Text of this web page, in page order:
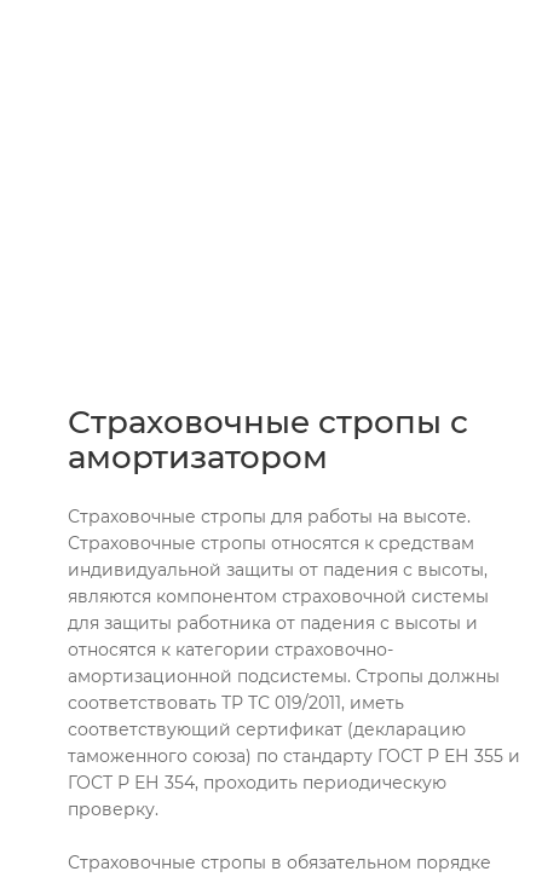
Страховочные стропы с
амортизатором
Страховочные стропы для работы на высоте.
Страховочные стропы относятся к средствам
индивидуальной защиты от падения с высоты,
являются компонентом страховочной системы
для защиты работника от падения с высоты и
относятся к категории страховочно-
амортизационной подсистемы. Стропы должны
соответствовать ТР ТС 019/2011, иметь
соответствующий сертификат (декларацию
таможенного союза) по стандарту ГОСТ Р ЕН 355 и
ГОСТ Р ЕН 354, проходить периодическую
проверку.
Страховочные стропы в обязательном порядке